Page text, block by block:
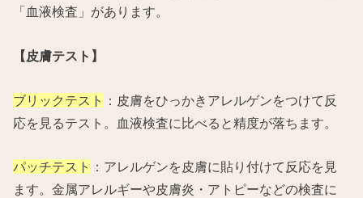
「血液検査」があります。
【皮膚テスト】
ブリックテスト
：皮膚をひっかきアレルゲンをつけて反
応を見るテスト。血液検査に比べると精度が落ちます。
パッチテスト
：アレルゲンを皮膚に貼り付けて反応を見
ます。金属アレルギーや皮膚炎・アトピーなどの検査に